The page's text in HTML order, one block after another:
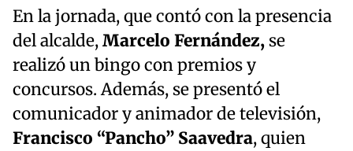
En la jornada, que contó con la presencia
del alcalde,Marcelo Fernández, se
realizó un bingo con premios y
concursos. Además, se presentó el
comunicador y animador de televisión,
Francisco “Pancho” Saavedra, quien